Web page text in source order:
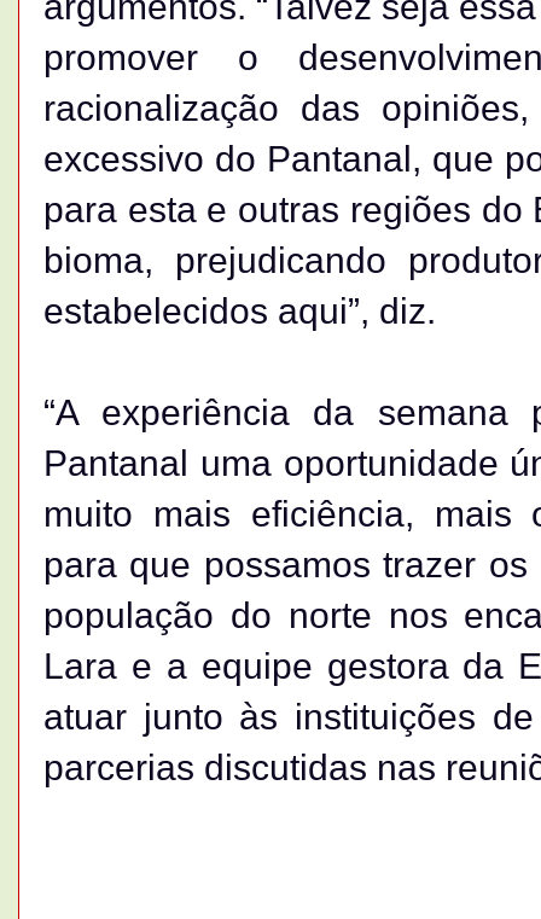
promover o
racionalização das
excessivo do Pantanal, que
para esta e outras regiões
bioma, prejudicando
estabelecidos aqui”, diz.
“A experiência da
Pantanal uma oportunidade
muito mais eficiência, mais
para que possamos trazer
população do norte nos
Lara e a equipe gestora da
atuar junto às instituições
parcerias discutidas nas